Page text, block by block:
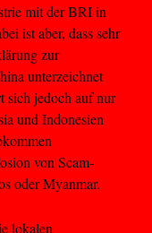
mit der BRI in
ist aber, dass sehr
zur
unterzeichnet
sich jedoch auf nur
und Indonesien
von Scam-
oder Myanmar.
lokalen